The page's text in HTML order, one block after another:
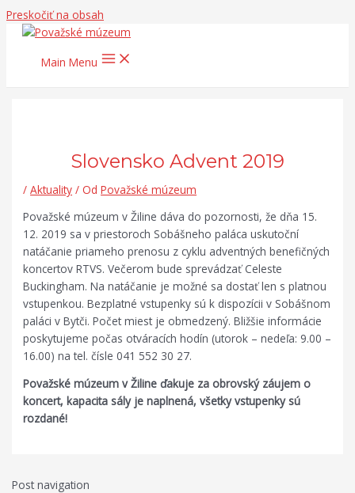
Preskočiť na obsah
Main Menu
Slovensko Advent 2019
/Aktuality / Od Považské múzeum
Považské múzeum v Žiline dáva do pozornosti, že dňa 15.
12. 2019 sa v priestoroch Sobášneho paláca uskutoční
natáčanie priameho prenosu z cyklu adventných benefičných
koncertov RTVS. Večerom bude sprevádzať Celeste
Buckingham. Na natáčanie je možné sa dostať len s platnou
vstupenkou. Bezplatné vstupenky sú k dispozícii v Sobášnom
paláci v Bytči. Počet miest je obmedzený. Bližšie informácie
poskytujeme počas otváracích hodín (utorok – nedeľa: 9.00 –
16.00) na tel. čísle 041 552 30 27.
Považské múzeum v Žiline ďakuje za obrovský záujem o
koncert, kapacita sály je naplnená, všetky vstupenky sú
rozdané!
Post navigation